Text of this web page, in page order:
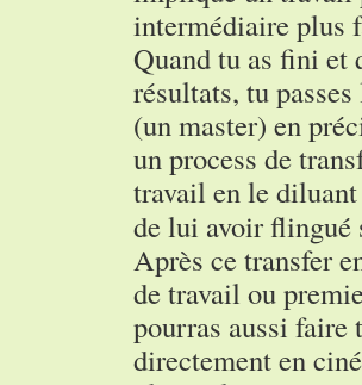
intermédiaire plus
Quand tu as fini et
résultats, tu
(un master) en
un process de
travail en le
de lui avoir flingué
Après ce transfer
de travail ou
pourras aussi
directement en